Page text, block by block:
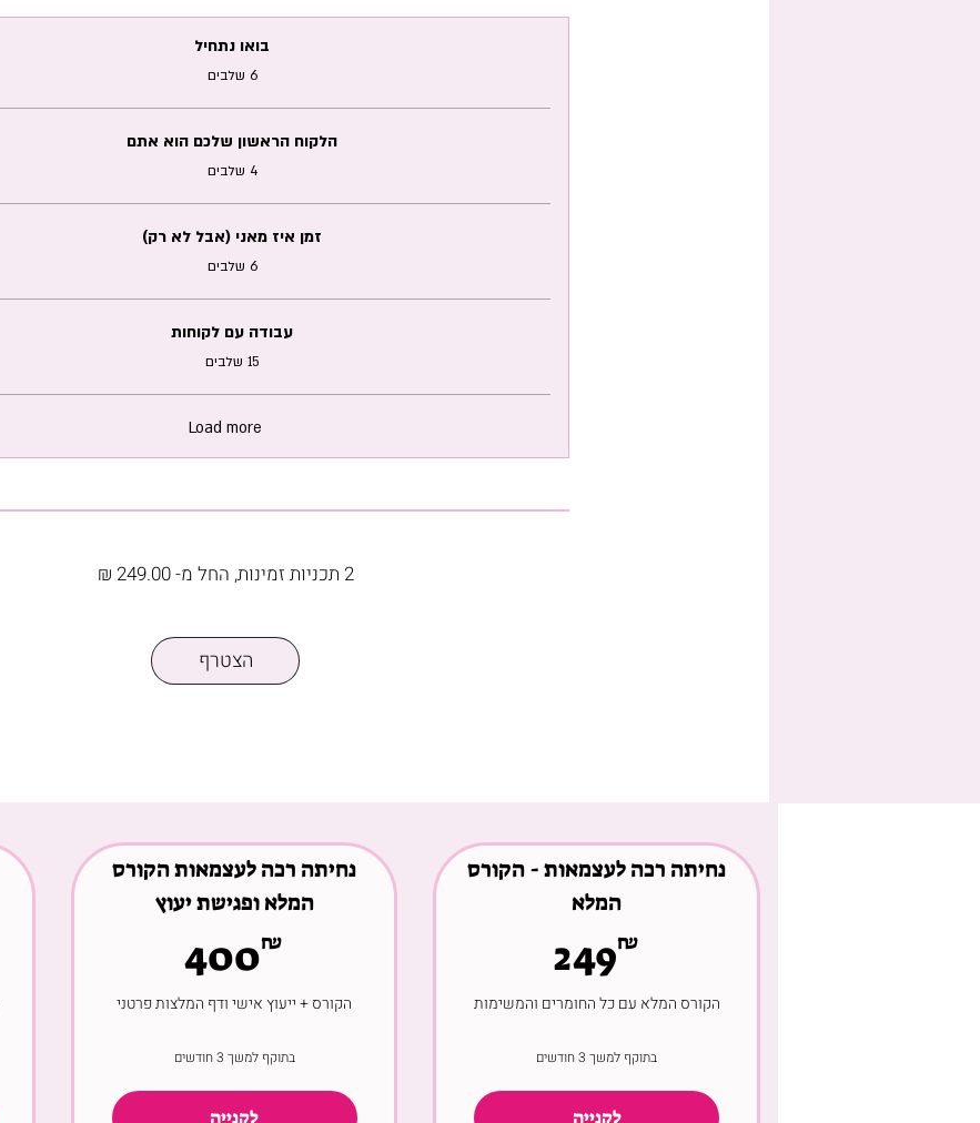
בואו נתחיל
.
6 שלבים
הלקוח הראשון שלכם הוא אתם
.
4 שלבים
זמן איז מאני (אבל לא רק)
.
6 שלבים
עבודה עם לקוחות
.
15 שלבים
Load more
2 תכניות זמינות, החל מ- ‏249.00 ‏₪
הצטרף
נחיתה רכה לעצמאות - הקורס
המלא
₪
249
הקורס המלא עם כל החומרים והמשימות
בתוקף למשך 3 חודשים
לקנייה
נחיתה רכה לעצמאות הקורס
המלא ופגישת יעוץ
₪
400
400₪
הקורס + ייעוץ אישי ודף המלצות פרטני
בתוקף למשך 3 חודשים
לקנייה